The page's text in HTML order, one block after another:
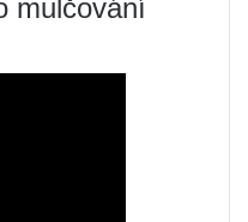
mulčování